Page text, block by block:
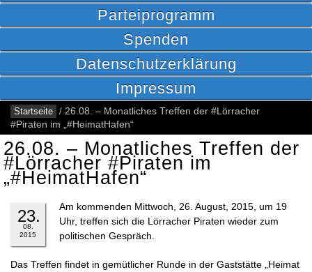
Parteiprogramm
Spenden
Datenschutzerklärung
Impressum
Startseite / 26.08. – Monatliches Treffen der #Lörracher
#Piraten im „#HeimatHafen“
26.08. – Monatliches Treffen der
#Lörracher #Piraten im
„#HeimatHafen“
23.
08.
2015
Am kommenden Mittwoch, 26. August, 2015, um 19
Uhr, treffen sich die Lörracher Piraten wieder zum
politischen Gespräch.
Das Treffen findet in gemütlicher Runde in der Gaststätte „Heimat